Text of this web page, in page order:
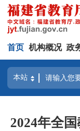
首页 机构概况 政
2024年全